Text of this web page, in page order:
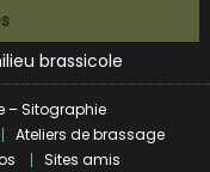
brassicole
bouchée de pain ?
– Sitographie
Ateliers de brassage
Sites amis